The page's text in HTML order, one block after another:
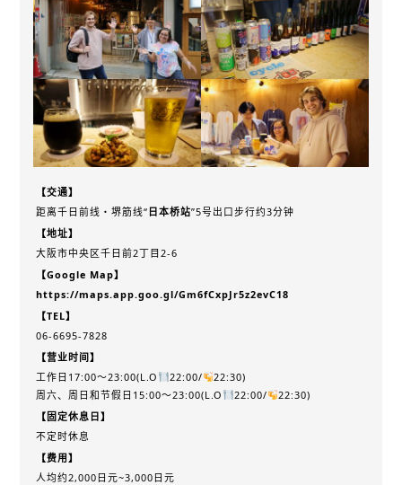
【交通】
距离千日前线・堺筋线“ 日本桥站”5号出口步行约3分钟
【地址】
大阪市中央区千日前2丁目2-6
【Google Map】
https://maps.app.goo.gl/Gm6fCxpJr5z2evC18
【TEL】
06-6695-7828
【营业时间】
工作日17:00～23:00(L.O
22:00/
22:30)
周六、周日和节假日15:00～23:00(L.O
22:00/
22:30)
【固定休息日】
不定时休息
【费用】
人均约2,000日元~3,000日元